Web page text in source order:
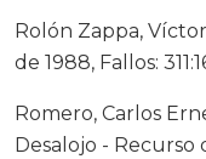
Rolón Zappa,
de 1988, Fallos:
Romero, Carlos
Desalojo - Recurso